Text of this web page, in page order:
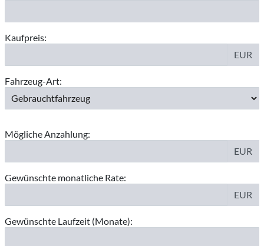
Kaufpreis:
EUR
Fahrzeug-Art:
Mögliche Anzahlung:
EUR
Gewünschte monatliche Rate:
EUR
Gewünschte Laufzeit (Monate):